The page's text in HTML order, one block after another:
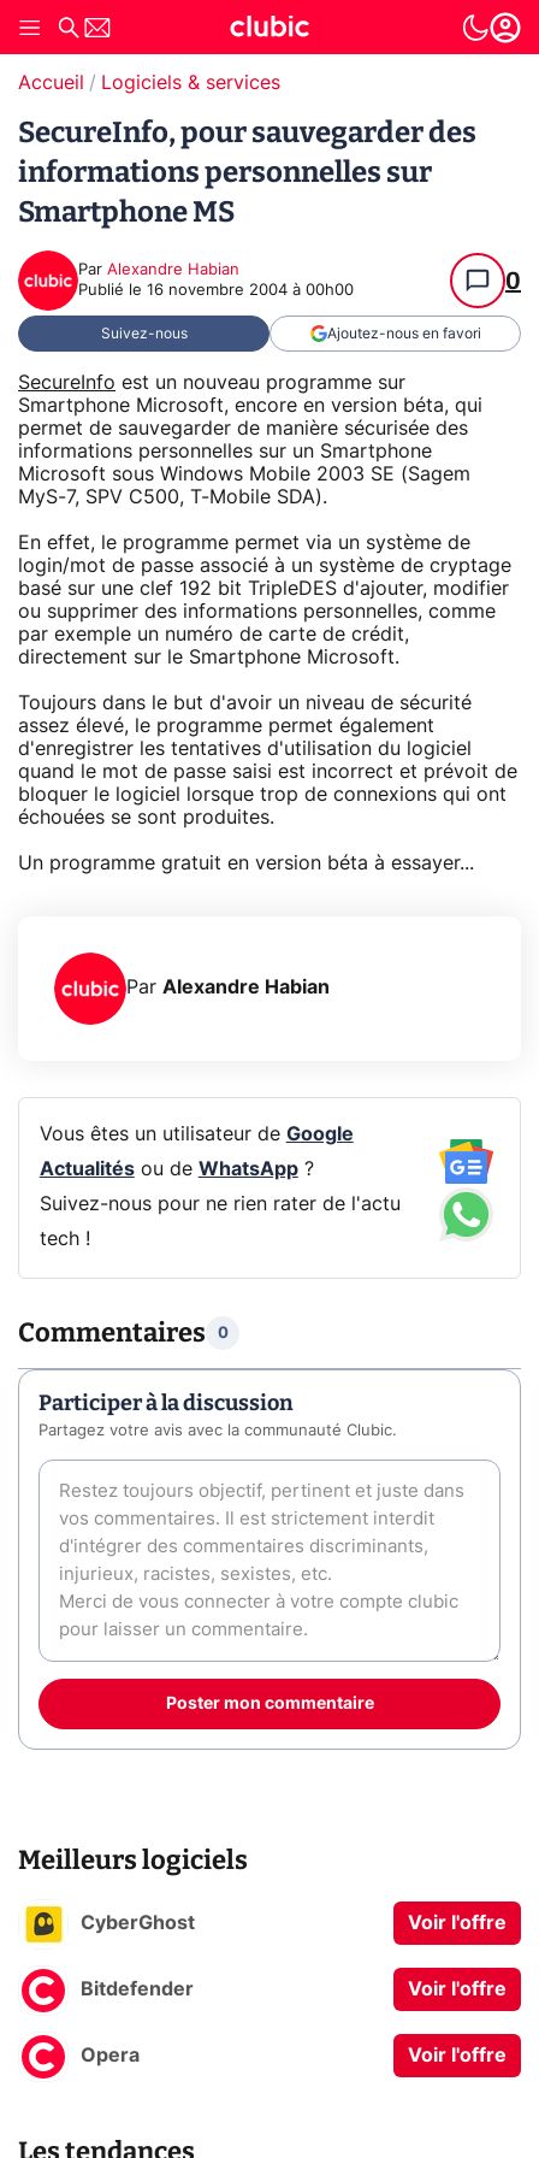
Accueil Logiciels & services
SecureInfo, pour sauvegarder des
informations personnelles sur
Smartphone MS
Par Alexandre Habian
Publié le 16 novembre 2004 à 00h00 0
Suivez-nous Ajoutez-nous en favori
SecureInfo est un nouveau programme sur
Smartphone Microsoft, encore en version béta, qui
permet de sauvegarder de manière sécurisée des
informations personnelles sur un Smartphone
Microsoft sous Windows Mobile 2003 SE (Sagem
MyS-7, SPV C500, T-Mobile SDA).
En effet, le programme permet via un système de
login/mot de passe associé à un système de cryptage
basé sur une clef 192 bit TripleDES d'ajouter, modifier
ou supprimer des informations personnelles, comme
par exemple un numéro de carte de crédit,
directement sur le Smartphone Microsoft.
Toujours dans le but d'avoir un niveau de sécurité
assez élevé, le programme permet également
d'enregistrer les tentatives d'utilisation du logiciel
quand le mot de passe saisi est incorrect et prévoit de
bloquer le logiciel lorsque trop de connexions qui ont
échouées se sont produites.
Un programme gratuit en version béta à essayer...
Par Alexandre Habian
Vous êtes un utilisateur de Google
Actualitésou de WhatsApp?
Suivez-nous pour ne rien rater de l'actu
tech !
Commentaires 0
Participer à la discussion
Partagez votre avis avec la communauté Clubic.
Poster mon commentaire
Meilleurs logiciels
CyberGhost Voir l'offre
Bitdefender Voir l'offre
Opera Voir l'offre
Les tendances